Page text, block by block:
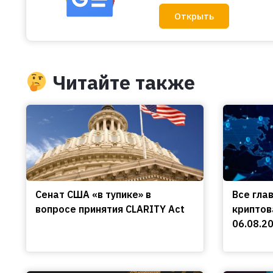
Открыть
Читайте также
Сенат США «в тупике» в
вопросе принятия CLARITY Act
Все